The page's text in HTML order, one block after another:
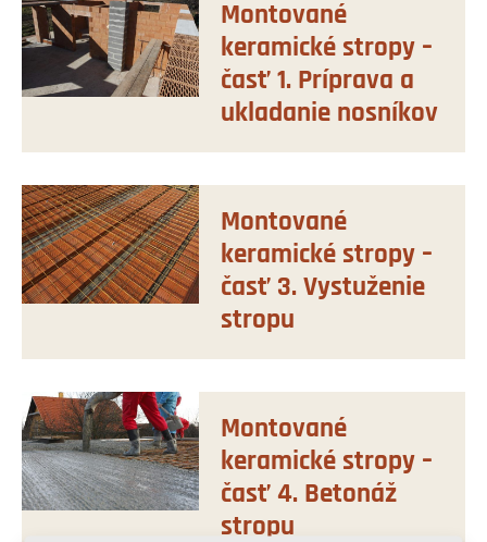
Montované
keramické stropy –
časť 1. Príprava a
ukladanie nosníkov
Montované
keramické stropy –
časť 3. Vystuženie
stropu
Montované
keramické stropy –
časť 4. Betonáž
stropu